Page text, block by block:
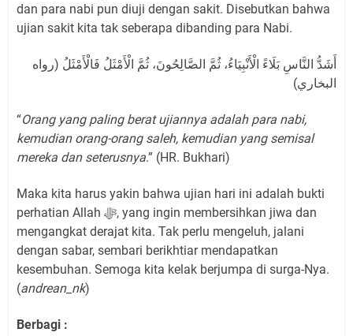
dan para nabi pun diuji dengan sakit. Disebutkan bahwa
ujian sakit kita tak seberapa dibanding para Nabi.
أَشَدُّ النَّاسِ بَلَاءً الْأَنْبِيَاءُ، ثُمَّ الصَّالِحُونَ، ثُمَّ الْأَمْثَلُ فَالْأَمْثَلُ (رواه
البخاري)
“Orang yang paling berat ujiannya adalah para nabi,
kemudian orang-orang saleh, kemudian yang semisal
mereka dan seterusnya.” (HR. Bukhari)
Maka kita harus yakin bahwa ujian hari ini adalah bukti
perhatian Allah ﷻ, yang ingin membersihkan jiwa dan
mengangkat derajat kita. Tak perlu mengeluh, jalani
dengan sabar, sembari berikhtiar mendapatkan
kesembuhan. Semoga kita kelak berjumpa di surga-Nya.
(andrean_nk)
Berbagi :